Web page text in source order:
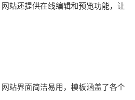
站还提供在线编辑和预览功能，让
站界面简洁易用，模板涵盖了各个